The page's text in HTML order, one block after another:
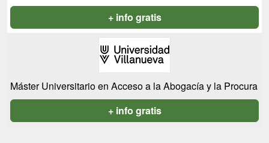
+ info gratis
Máster Universitario en Acceso a la Abogacía y la Procura
+ info gratis